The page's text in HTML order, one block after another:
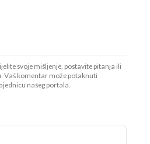
svoje mišljenje, postavite pitanja ili
Vaš komentar može potaknuti
našeg portala.